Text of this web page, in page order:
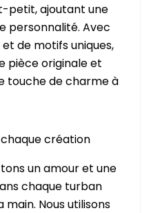
petit, ajoutant une
personnalité. Avec
de motifs uniques,
pièce originale et
touche de charme à
création
un amour et une
chaque turban
main. Nous utilisons